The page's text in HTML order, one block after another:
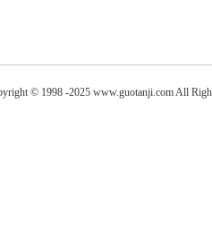
© 1998 -2025 www.guotanji.com All